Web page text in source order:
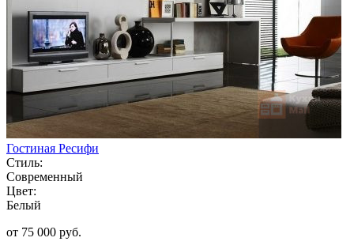
Гостиная Ресифи
Стиль:
Современный
Цвет:
Белый
от 75 000 руб.